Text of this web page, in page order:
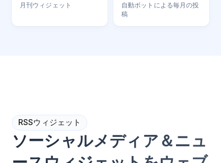
月刊ウィジェット
自動ボットによる毎月の投
稿
RSSウィジェット
ソーシャルメディア＆ニュ